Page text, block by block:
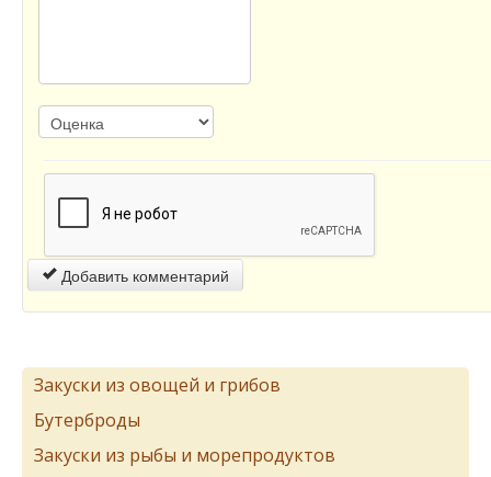
Добавить комментарий
Закуски из овощей и грибов
Бутерброды
Закуски из рыбы и морепродуктов